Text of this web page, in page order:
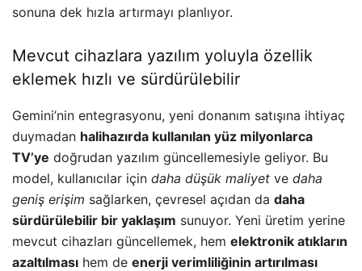
sonuna dek hızla artırmayı planlıyor.
Mevcut cihazlara yazılım yoluyla özellik
eklemek hızlı ve sürdürülebilir
Gemini’nin entegrasyonu, yeni donanım satışına ihtiyaç
duymadan halihazırda kullanılan yüz milyonlarca
TV’ye doğrudan yazılım güncellemesiyle geliyor. Bu
model, kullanıcılar için daha düşük maliyet ve daha
geniş erişim sağlarken, çevresel açıdan da daha
sürdürülebilir bir yaklaşım sunuyor. Yeni üretim yerine
mevcut cihazları güncellemek, hem elektronik atıkların
azaltılması hem de enerji verimliliğinin artırılması